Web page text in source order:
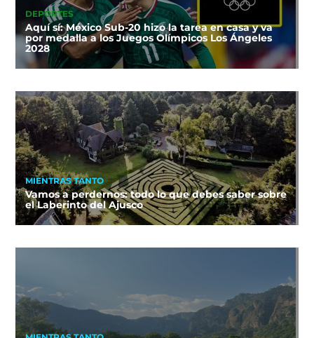
DEPORTES
Aquí sí: México Sub-20 hizo la tarea en casa y va
por medalla a los Juegos Olímpicos Los Ángeles
2028
MIENTRAS TANTO
Vamos a perdernos: todo lo que debes saber sobre
el Laberinto del Ajusco